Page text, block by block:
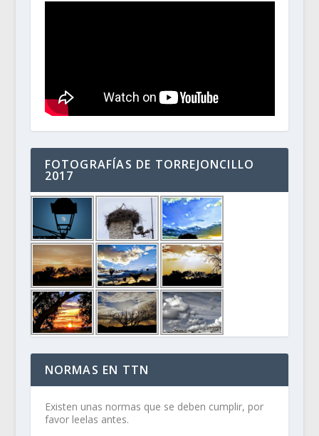
FOTOGRAFÍAS DE TORREJONCILLO
2017
NORMAS EN TTN
Existen unas normas que se deben cumplir, por
favor leelas antes.